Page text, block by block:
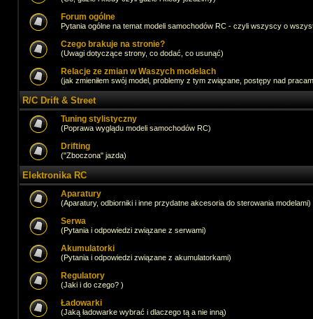
Forum ogólne
Pytania ogólne na temat modeli samochodów RC - czyli wszyscy o
Czego brakuje na stronie?
(Uwagi dotyczące strony, co dodać, co usunąć)
Relacje ze zmian w Waszych modelach
(jak zmieniłem swój model, problemy z tym związane, postępy nad
R/C Drift & Street
Tuning stylistyczny
(Poprawa wyglądu modeli samochodów RC)
Drifting
("Zboczona" jazda)
Elektronika RC
Aparatury
(Aparatury, odbiorniki i inne przydatne akcesoria do sterowania modelami)
Serwa
(Pytania i odpowiedzi związane z serwami)
Akumulatorki
(Pytania i odpowiedzi związane z akumulatorkami)
Regulatory
(Jaki i do czego? )
Ładowarki
(Jaką ładowarke wybrać i dlaczego tą a nie inną)